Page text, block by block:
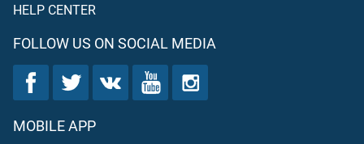
HELP CENTER
FOLLOW US ON SOCIAL MEDIA
MOBILE APP